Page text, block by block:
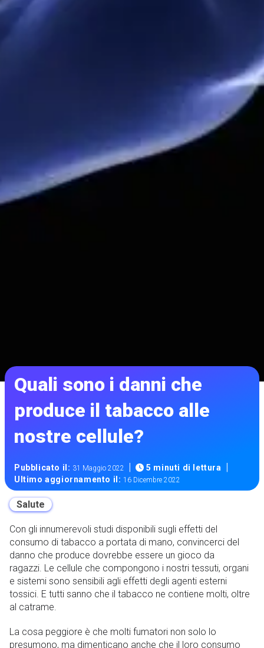
Quali sono i danni che
produce il tabacco alle
nostre cellule?
Pubblicato il: 31 Maggio 2022 | 5 minuti di lettura |
Ultimo aggiornamento il:16 Dicembre 2022
Salute
Con gli innumerevoli studi disponibili sugli effetti del
consumo di tabacco a portata di mano, convincerci del
danno che produce dovrebbe essere un gioco da
ragazzi. Le cellule che compongono i nostri tessuti, organi
e sistemi sono sensibili agli effetti degli agenti esterni
tossici. E tutti sanno che il tabacco ne contiene molti, oltre
al catrame.
La cosa peggiore è che molti fumatori non solo lo
presumono, ma dimenticano anche che il loro consumo